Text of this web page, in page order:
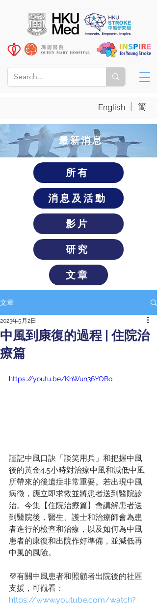
English | 簡
​最新消息
所有
消息及活動
影片
研究
文章
文章
中風到康復的過程 | 住院治
療篇
2023年5月2日
https://youtu.be/KhWun36YOBo
謹記中風口訣「談笑用兵」和把握中風
後的黃金4.5小時對治療中風和減低中風
所帶來的後遺症非常重要。若出現中風
病徵，應立即求救並將患者送到醫院診
治。今集【住院治療篇】會講解患者送
到醫院後，醫生、護士和治療師會為患
者進行的檢查和治療，以及如何為中風
患者的康復和出院作好準備，並減低再
中風的風險。
💜有關中風患者和照顧者出院後的社區
支援，可觀看：
https://www.youtube.com/watch?